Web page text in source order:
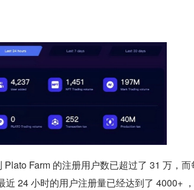
Farm 的注册用户数已超过了 31 万，而
近 24 小时的用户注册量已经达到了 4000+